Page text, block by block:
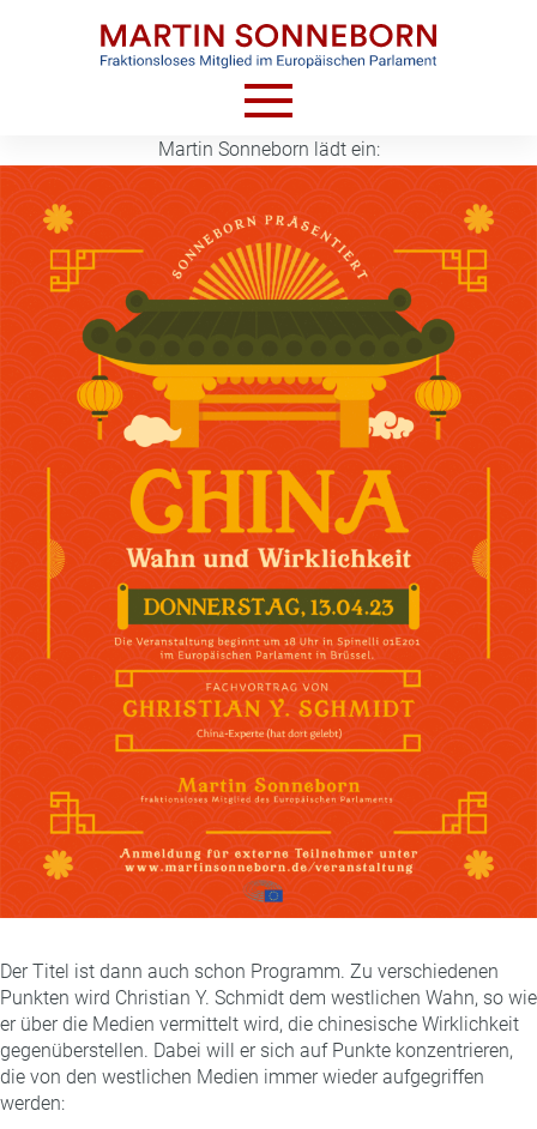
HOME
AKTUELLES
VIDEOS
TERMINE
KONTAKT
Martin Sonneborn lädt ein:
Der Titel ist dann auch schon Programm. Zu verschiedenen
Punkten wird Christian Y. Schmidt dem westlichen Wahn, so wie
er über die Medien vermittelt wird, die chinesische Wirklichkeit
gegenüberstellen. Dabei will er sich auf Punkte konzentrieren,
die von den westlichen Medien immer wieder aufgegriffen
werden: